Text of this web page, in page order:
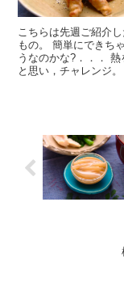
こちらは先週ご紹介
もの。 簡単にできち
うなのかな?．．．
と思い，チャレンジ